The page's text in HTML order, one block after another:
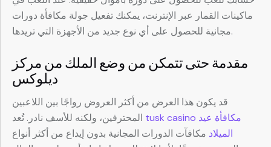
ماكينات القمار عبر الإنترنت، يمكنك تفعيل جولة مكافأة دورات
مجانية للحصول على أي نوع جديد من الأجهزة التي تريدها.
مقدمة حتى تتمكن من وضع الملك من مركز
ديلوكس
قد يكون هذا العرض من أكثر العروض رواجًا بين اللاعبين
tusk casino مكافأة عيد
الميلاد مكافآت الدورات المجانية بدون إيداع من أكثر أنواع